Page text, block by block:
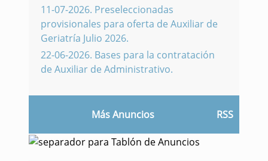
11-07-2026. Preseleccionadas
provisionales para oferta de Auxiliar de
Geriatría Julio 2026.
22-06-2026. Bases para la contratación
de Auxiliar de Administrativo.
Más Anuncios RSS